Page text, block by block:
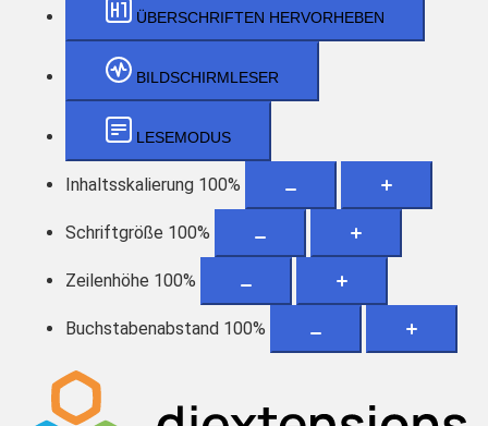
ÜBERSCHRIFTEN HERVORHEBEN
BILDSCHIRMLESER
LESEMODUS
Inhaltsskalierung 100%
Schriftgröße 100%
Zeilenhöhe 100%
Buchstabenabstand 100%